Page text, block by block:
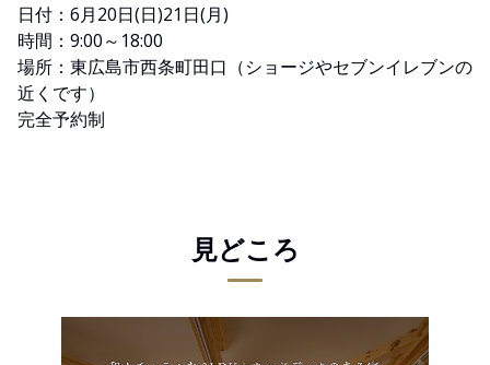
日付：6月20日(日)21日(月)
時間：9:00～18:00
場所：東広島市西条町田口（ショージやセブンイレブンの
近くです）
完全予約制
見どころ